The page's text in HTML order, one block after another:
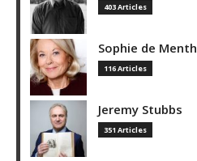
403 Articles
Sophie de
116 Articles
Jeremy Stubbs
351 Articles